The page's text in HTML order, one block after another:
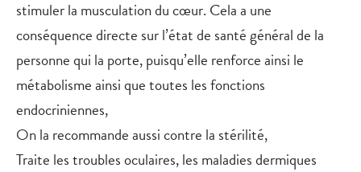
stimuler la musculation du cœur. Cela a une
conséquence directe sur l’état de santé général de la
personne qui la porte, puisqu’elle renforce ainsi le
métabolisme ainsi que toutes les fonctions
endocriniennes,
On la recommande aussi contre la stérilité,
Traite les troubles oculaires, les maladies dermiques